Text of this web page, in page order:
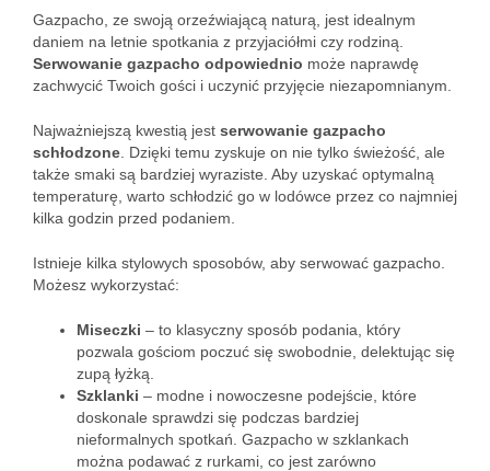
Gazpacho, ze swoją orzeźwiającą naturą, jest idealnym
daniem na letnie spotkania z przyjaciółmi czy rodziną.
Serwowanie gazpacho odpowiednio może naprawdę
zachwycić Twoich gości i uczynić przyjęcie niezapomnianym.
Najważniejszą kwestią jest serwowanie gazpacho
schłodzone . Dzięki temu zyskuje on nie tylko świeżość, ale
także smaki są bardziej wyraziste. Aby uzyskać optymalną
temperaturę, warto schłodzić go w lodówce przez co najmniej
kilka godzin przed podaniem.
Istnieje kilka stylowych sposobów, aby serwować gazpacho.
Możesz wykorzystać:
Miseczki – to klasyczny sposób podania, który
pozwala gościom poczuć się swobodnie, delektując się
zupą łyżką.
Szklanki – modne i nowoczesne podejście, które
doskonale sprawdzi się podczas bardziej
nieformalnych spotkań. Gazpacho w szklankach
można podawać z rurkami, co jest zarówno